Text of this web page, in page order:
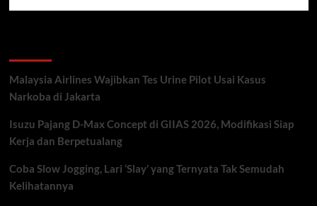
Tech
2026
Upgrade
tapi
Irit
Malaysia Airlines Wajibkan Tes Urine Pilot Usai Kasus
Narkoba di Jakarta
Isuzu Pajang D-Max Concept di GIIAS 2026, Modifikasi Siap
Kerja dan Berpetualang
Coba Slow Jogging, Lari ‘Slay’ yang Ternyata Tak Semudah
Kelihatannya